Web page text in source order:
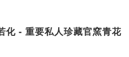
化 - 重要私人珍藏官窯青花